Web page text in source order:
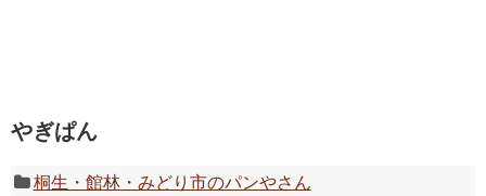
やぎぱん
桐生・館林・みどり市のパンやさん